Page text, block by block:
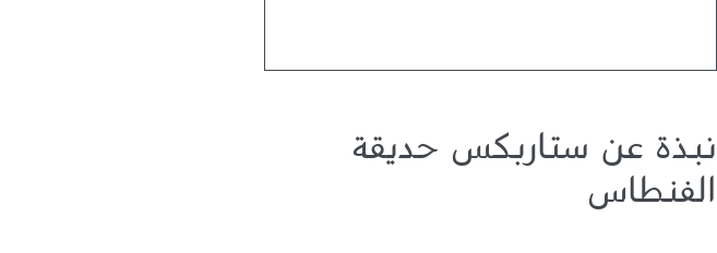
نبذة عن ستاربكس حديقة
الفنطاس